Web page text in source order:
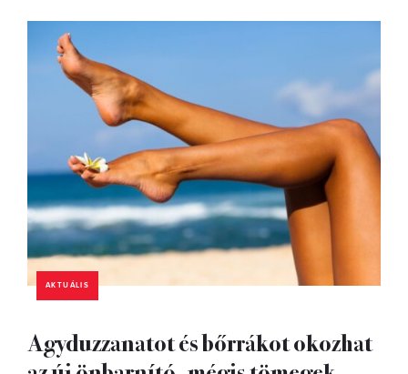
AKTUÁLIS
Agyduzzanatot és bőrrákot okozhat